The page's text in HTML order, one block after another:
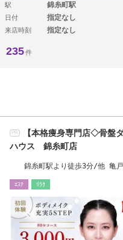
駅 錦糸町駅
日付 指定なし
来店時刻 指定なし
235件
PR
【本格痩身専門店◇骨盤
ハウス 錦糸町店
錦糸町駅より徒歩3分/他 亀
ｴｽﾃ ﾘﾗｸ